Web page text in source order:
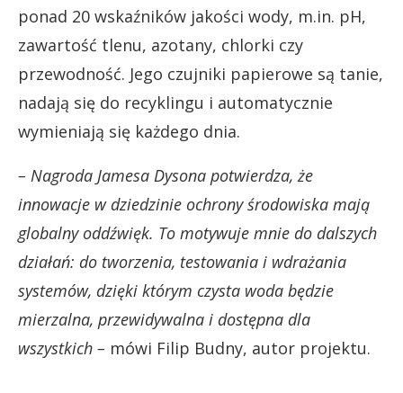
ponad 20 wskaźników jakości wody, m.in. pH,
zawartość tlenu, azotany, chlorki czy
przewodność. Jego czujniki papierowe są tanie,
nadają się do recyklingu i automatycznie
wymieniają się każdego dnia.
– Nagroda Jamesa Dysona potwierdza, że
innowacje w dziedzinie ochrony środowiska mają
globalny oddźwięk. To motywuje mnie do dalszych
działań: do tworzenia, testowania i wdrażania
systemów, dzięki którym czysta woda będzie
mierzalna, przewidywalna i dostępna dla
wszystkich – mówi Filip Budny, autor projektu.